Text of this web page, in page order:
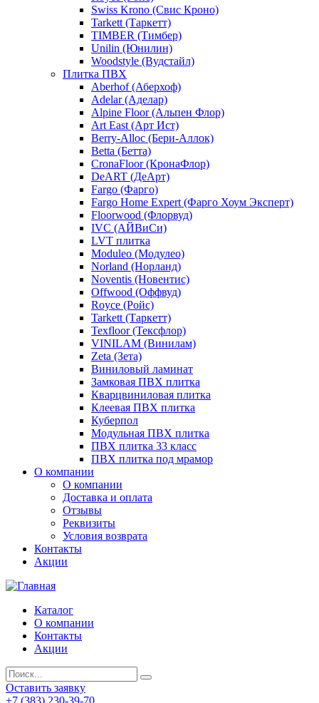
Swiss Krono (Свис Кроно)
Tarkett (Таркетт)
TIMBER (Тимбер)
Unilin (Юнилин)
Woodstyle (Вудстайл)
Плитка ПВХ
Aberhof (Аберхоф)
Adelar (Аделар)
Alpine Floor (Альпен Флор)
Art East (Арт Ист)
Berry-Alloc (Бери-Аллок)
Betta (Бетта)
CronaFloor (КронаФлор)
DeART (ДеАрт)
Fargo (Фарго)
Fargo Home Expert (Фарго Хоум Эксперт)
Floorwood (Флорвуд)
IVC (АЙВиСи)
LVT плитка
Moduleo (Модулео)
Norland (Норланд)
Noventis (Новентис)
Offwood (Оффвуд)
Royce (Ройс)
Tarkett (Таркетт)
Texfloor (Тексфлор)
VINILAM (Винилам)
Zeta (Зета)
Виниловый ламинат
Замковая ПВХ плитка
Кварцвиниловая плитка
Клеевая ПВХ плитка
Куберпол
Модульная ПВХ плитка
ПВХ плитка 33 класс
ПВХ плитка под мрамор
О компании
О компании
Доставка и оплата
Отзывы
Реквизиты
Условия возврата
Контакты
Акции
Каталог
О компании
Контакты
Акции
Оставить заявку
+7 (383) 230-39-70